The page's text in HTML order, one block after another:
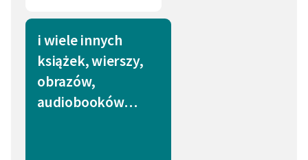
i wiele innych
książek, wierszy,
obrazów,
audiobooków…